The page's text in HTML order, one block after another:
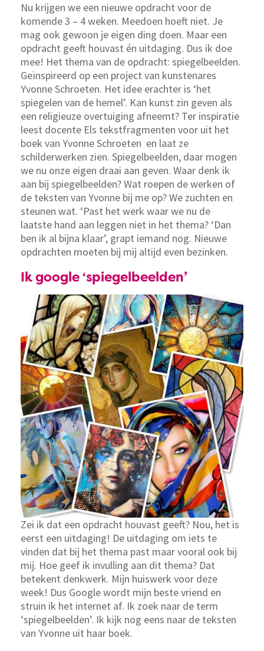
Nu krijgen we een nieuwe opdracht voor de
komende 3 – 4 weken. Meedoen hoeft niet. Je
mag ook gewoon je eigen ding doen. Maar een
opdracht geeft houvast én uitdaging. Dus ik doe
mee! Het thema van de opdracht: spiegelbeelden.
Geïnspireerd op een project van kunstenares
Yvonne Schroeten. Het idee erachter is ‘het
spiegelen van de hemel’. Kan kunst zin geven als
een religieuze overtuiging afneemt? Ter inspiratie
leest docente Els tekstfragmenten voor uit het
boek van Yvonne Schroeten en laat ze
schilderwerken zien. Spiegelbeelden, daar mogen
we nu onze eigen draai aan geven. Waar denk ik
aan bij spiegelbeelden? Wat roepen de werken of
de teksten van Yvonne bij me op? We zuchten en
steunen wat. ‘Past het werk waar we nu de
laatste hand aan leggen niet in het thema? ‘Dan
ben ik al bijna klaar’, grapt iemand nog. Nieuwe
opdrachten moeten bij mij altijd even bezinken.
Ik google ‘spiegelbeelden’
Zei ik dat een opdracht houvast geeft? Nou, het is
eerst een uitdaging! De uitdaging om iets te
vinden dat bij het thema past maar vooral ook bij
mij. Hoe geef ik invulling aan dit thema? Dat
betekent denkwerk. Mijn huiswerk voor deze
week! Dus Google wordt mijn beste vriend en
struin ik het internet af. Ik zoek naar de term
‘spiegelbeelden’. Ik kijk nog eens naar de teksten
van Yvonne uit haar boek.